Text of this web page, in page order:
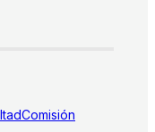
Comisión